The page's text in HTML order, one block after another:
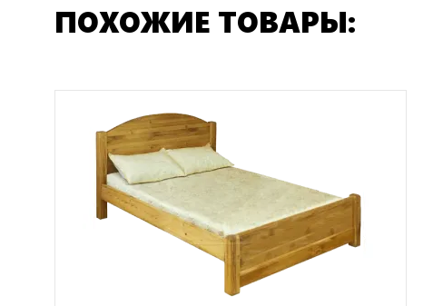
ПОХОЖИЕ ТОВАРЫ: